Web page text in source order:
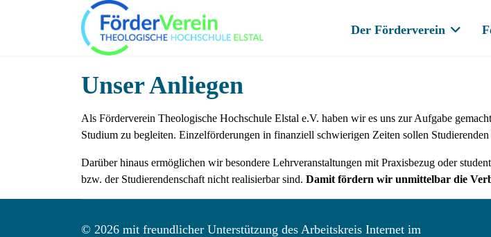
Der Förderverein
Unser Anliegen
Als Förderverein Theologische Hochschule Elstal e.V. haben wir es uns zur Aufgabe
Studium zu begleiten. Einzelförderungen in finanziell schwierigen Zeiten sollen
Darüber hinaus ermöglichen wir besondere Lehrveranstaltungen mit Praxisbezug oder
bzw. der Studierendenschaft nicht realisierbar sind. Damit fördern wir unmittelbar die
© 2026 mit freundlicher Unterstützung des Arbeitskreis Internet im